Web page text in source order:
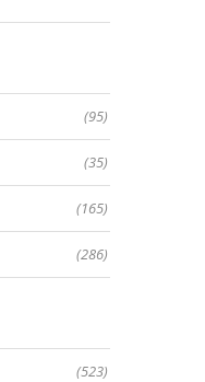
(95)
(35)
(165)
(286)
(523)